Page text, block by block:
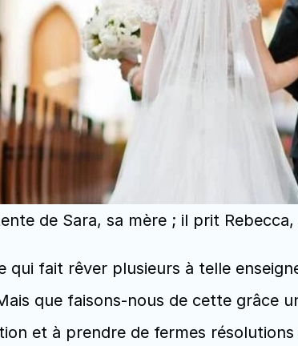
de Sara, sa mère ; il prit
qui fait rêver plusieurs à telle
que faisons-nous de cette grâce
et à prendre de fermes